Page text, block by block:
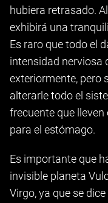
hubiera retrasado.
exhibirá una
Es raro que todo el
intensidad nerviosa
exteriormente, pero
alterarle todo el
frecuente que
para el estómago.
Es importante que
invisible planeta
Virgo, ya que se